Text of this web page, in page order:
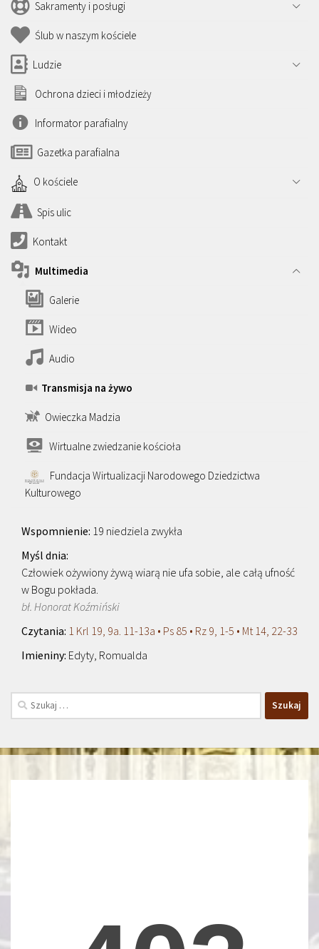
Sakramenty i posługi
Ślub w naszym kościele
Ludzie
Ochrona dzieci i młodzieży
Informator parafialny
Gazetka parafialna
O kościele
Spis ulic
Kontakt
Multimedia
Galerie
Wideo
Audio
Transmisja na żywo
Owieczka Madzia
Wirtualne zwiedzanie kościoła
Fundacja Wirtualizacji Narodowego Dziedzictwa
Kulturowego
19 niedziela zwykła
Człowiek ożywiony żywą wiarą nie ufa sobie, ale całą ufność
w Bogu pokłada.
bł. Honorat Koźmiński
1 Krl 19, 9a. 11-13a • Ps 85 • Rz 9, 1-5 • Mt 14, 22-33
Edyty, Romualda
Szukaj: